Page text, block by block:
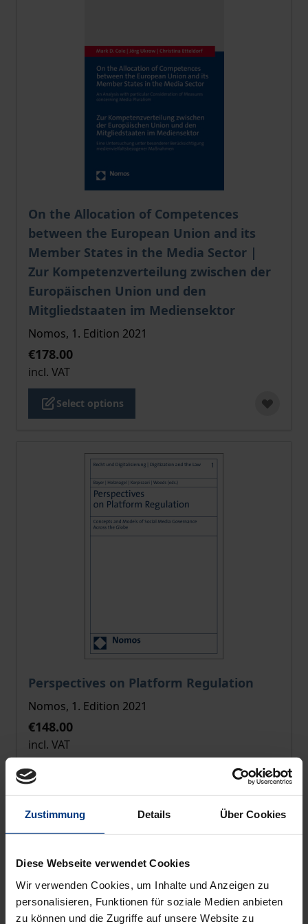
Zustimmung Details Über Cookies
Diese Webseite verwendet Cookies
Wir verwenden Cookies, um Inhalte und Anzeigen zu
personalisieren, Funktionen für soziale Medien anbieten
zu können und die Zugriffe auf unsere Website zu
On the Allocation of Competences
between the European Union and its
Member States in the Media Sector |
Zur Kompetenzverteilung zwischen der
Europäischen Union und den
Mitgliedstaaten im Mediensektor
The price depends on the options chosen on the
Nomos, 1. Edition 2021
€178.00
incl. VAT
Select options
Perspectives on Platform Regulation
The price depends on the options chosen on the
Nomos, 1. Edition 2021
€148.00
incl. VAT